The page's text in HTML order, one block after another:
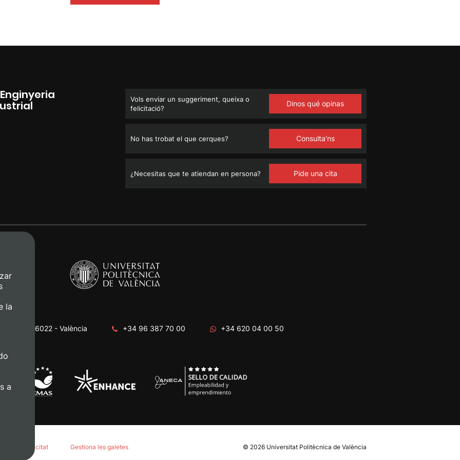
Vols enviar un suggeriment, queixa o
felicitació?
Dinos qué opinas
No has trobat el que cerques? Consulta'ns
¿Necesitas que te atiendan en persona? Pide una cita
s/n. 46022 - València +34 96 387 70 00 +34 620 04 00 50
de privacitat Gestiona les galetes © 2026 Universitat Politècnica de València
la
a